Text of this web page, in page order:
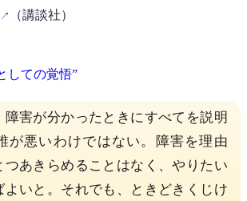
（講談社）
しての覚悟”
障害が分かったときにすべてを説明
が悪いわけではない。障害を理由
つあきらめることはなく、やりたい
よいと。それでも、ときどきくじけ